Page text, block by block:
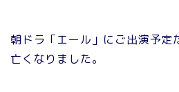
朝ドラ「エール」にご出演予定
亡くなりました。